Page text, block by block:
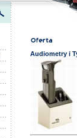
Audiometry i